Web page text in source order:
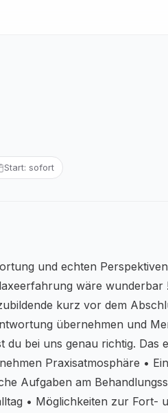
Start: sofort
und echten
wäre wunderbar
kurz vor dem
übernehmen und
bei uns genau richtig. Das
Praxisatmosphäre •
Aufgaben am
• Möglichkeiten zur Fort-